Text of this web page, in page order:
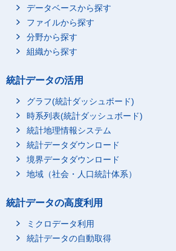
データベースから探す
ファイルから探す
分野から探す
組織から探す
統計データの活用
グラフ(統計ダッシュボード)
時系列表(統計ダッシュボード)
統計地理情報システム
統計データダウンロード
境界データダウンロード
地域（社会・人口統計体系）
統計データの高度利用
ミクロデータ利用
統計データの自動取得